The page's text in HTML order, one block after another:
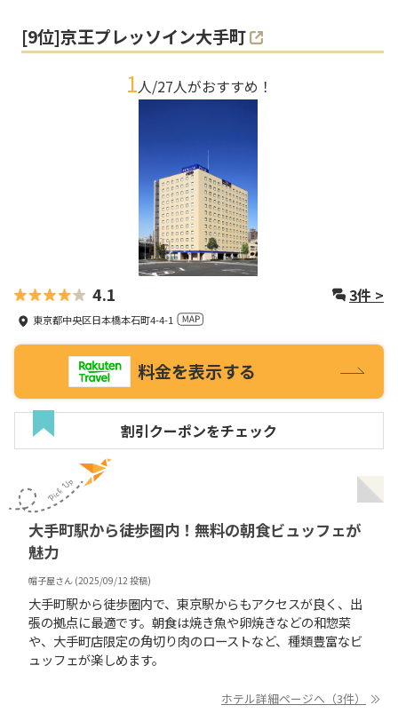
[9位]京王プレッソイン大手町
1人/27人がおすすめ！
4.1 3件 >
東京都中央区日本橋本石町4-4-1
料金を表示する
割引クーポンをチェック
大手町駅から徒歩圏内！無料の朝食ビュッフェが
魅力
帽子屋さん (2025/09/12 投稿)
大手町駅から徒歩圏内で、東京駅からもアクセスが良く、出
張の拠点に最適です。朝食は焼き魚や卵焼きなどの和惣菜
や、大手町店限定の角切り肉のローストなど、種類豊富なビ
ュッフェが楽しめます。
ホテル詳細ページへ（3件）